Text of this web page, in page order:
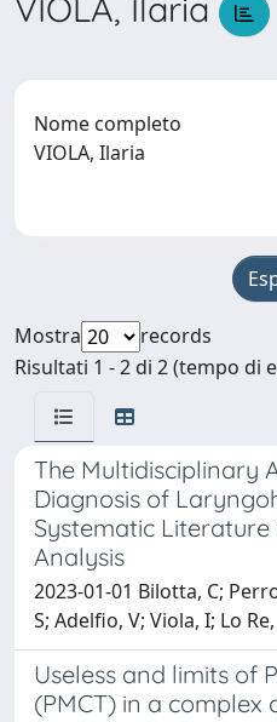
Nome completo
VIOLA, Ilaria
Mostra
records
Risultati 1 - 2 di 2 (tempo di
The Multidisciplinary
Diagnosis of
Systematic
Analysis
2023-01-01 Bilotta, C;
S; Adelfio, V; Viola, I; Lo
Useless and limits of
(PMCT) in a complex